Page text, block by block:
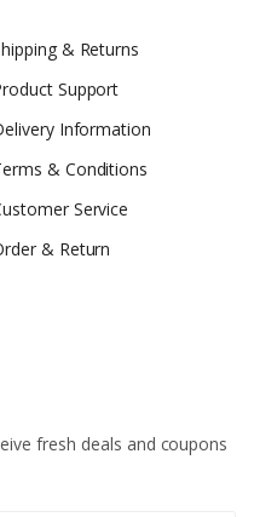
& Returns
Support
Information
& Conditions
Service
& Return
fresh deals and coupons